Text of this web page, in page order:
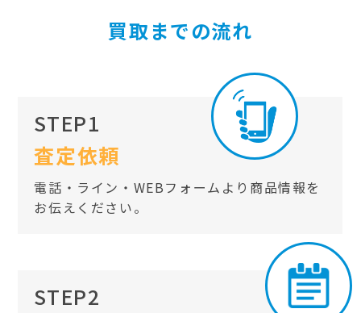
買取までの流れ
STEP1
査定依頼
電話・ライン・WEBフォームより商品情報を
お伝えください。
STEP2